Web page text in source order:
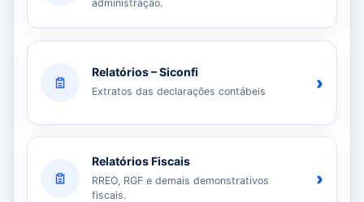
administração.
Relatórios – Siconfi
Extratos das declarações contábeis ›
Relatórios Fiscais
RREO, RGF e demais demonstrativos
fiscais.
›